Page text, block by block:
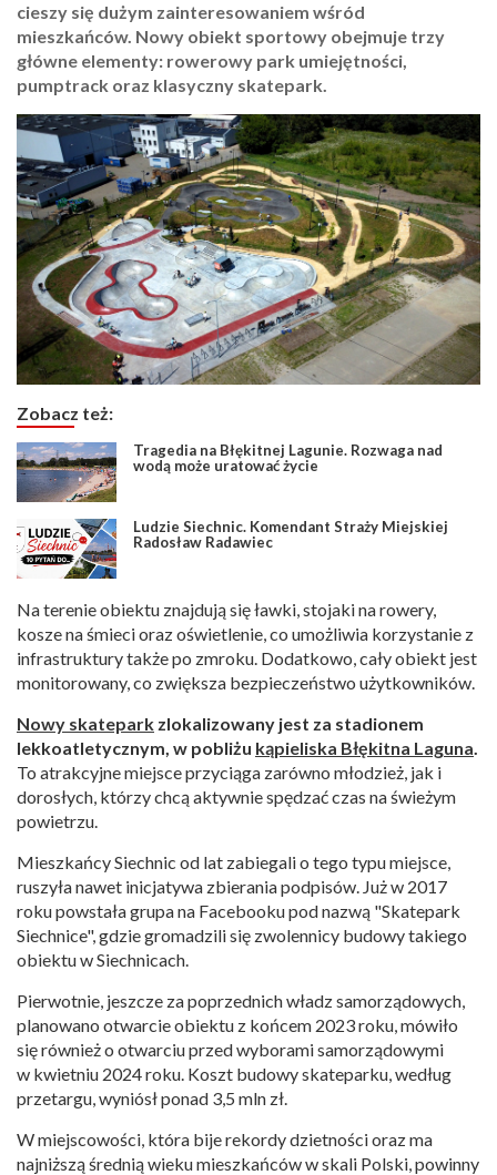
cieszy się dużym zainteresowaniem wśród
mieszkańców. Nowy obiekt sportowy obejmuje trzy
główne elementy: rowerowy park umiejętności,
pumptrack oraz klasyczny skatepark.
Zobacz też:
Tragedia na Błękitnej Lagunie. Rozwaga nad
wodą może uratować życie
Ludzie Siechnic. Komendant Straży Miejskiej
Radosław Radawiec
Na terenie obiektu znajdują się ławki, stojaki na rowery,
kosze na śmieci oraz oświetlenie, co umożliwia korzystanie z
infrastruktury także po zmroku. Dodatkowo, cały obiekt jest
monitorowany, co zwiększa bezpieczeństwo użytkowników.
Nowy skatepark zlokalizowany jest za stadionem
lekkoatletycznym, w pobliżu kąpieliska Błękitna Laguna.
To atrakcyjne miejsce przyciąga zarówno młodzież, jak i
dorosłych, którzy chcą aktywnie spędzać czas na świeżym
powietrzu.
Mieszkańcy Siechnic od lat zabiegali o tego typu miejsce,
ruszyła nawet inicjatywa zbierania podpisów. Już w 2017
roku powstała grupa na Facebooku pod nazwą "Skatepark
Siechnice", gdzie gromadzili się zwolennicy budowy takiego
obiektu w Siechnicach.
Pierwotnie, jeszcze za poprzednich władz samorządowych,
planowano otwarcie obiektu z końcem 2023 roku, mówiło
się również o otwarciu przed wyborami samorządowymi
w kwietniu 2024 roku. Koszt budowy skateparku, według
przetargu, wyniósł ponad 3,5 mln zł.
W miejscowości, która bije rekordy dzietności oraz ma
najniższą średnią wieku mieszkańców w skali Polski, powinny